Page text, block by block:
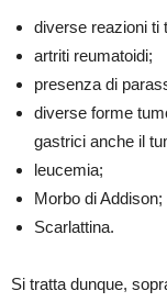
diverse reazioni ti
artriti reumatoidi;
presenza di
diverse forme
gastrici anche il
leucemia;
Morbo di Addison;
Scarlattina.
Si tratta dunque,